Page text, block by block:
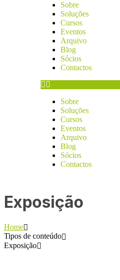
Sobre
Soluções
Cursos
Eventos
Arquivo
Blog
Sócios
Contactos
Sobre
Soluções
Cursos
Eventos
Arquivo
Blog
Sócios
Contactos
Exposição
Home
Tipos de conteúdo
Exposição